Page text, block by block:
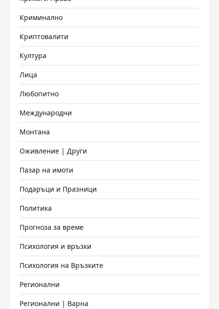
Криминално
Криптовалити
Култура
Лица
Любопитно
Международни
Монтана
Оживление | Други
Пазар на имоти
Подаръци и Празници
Политика
Прогноза за време
Психология и връзки
Психология на Връзките
Регионални
Регионални | Варна